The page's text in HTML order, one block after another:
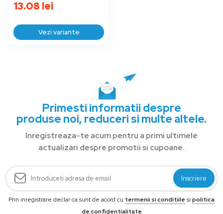
13.08 lei
Vezi variante
Primesti informatii despre
produse noi, reduceri si multe altele.
Inregistreaza-te acum pentru a primi ultimele
actualizari despre promotii si cupoane.
Inscriere
Prin inregistrare declar ca sunt de acord cu termenii si conditiile si politica
de confidentialitate